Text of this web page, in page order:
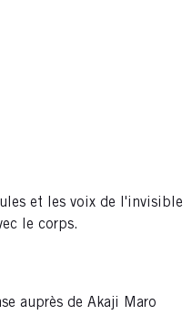
et les voix de l'invisible
le corps.
auprès de Akaji Maro